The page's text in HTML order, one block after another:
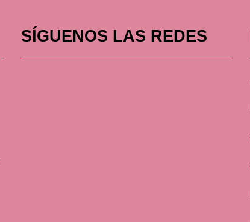
SÍGUENOS LAS REDES